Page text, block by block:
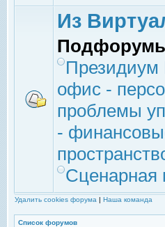
Из
офис -
проблемы
-
Сценарная
Удалить cookies форума | Наша команда
Список форумов